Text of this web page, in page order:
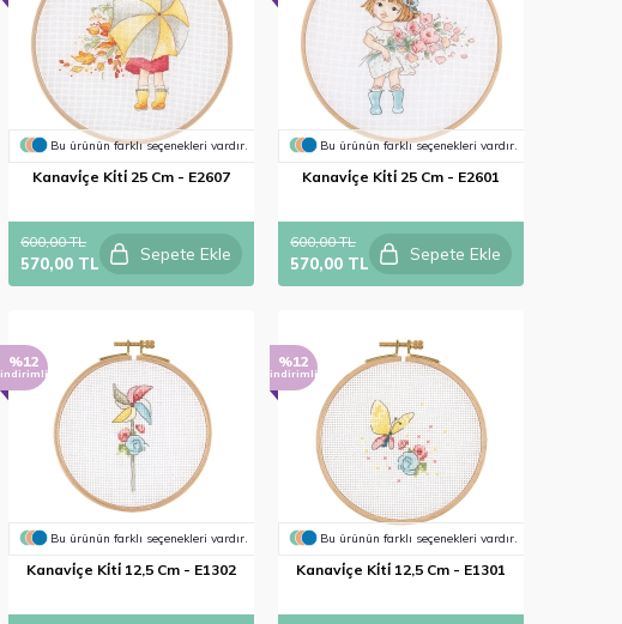
Bu ürünün farklı seçenekleri vardır.
Kanavi̇çe Ki̇ti̇ 25 Cm - E2607
600,00 TL
570,00 TL Sepete Ekle
Bu ürünün farklı seçenekleri vardır.
Kanavi̇çe Ki̇ti̇ 25 Cm - E2601
600,00 TL
570,00 TL Sepete Ekle
%12
indirimli
Bu ürünün farklı seçenekleri vardır.
Kanavi̇çe Ki̇ti̇ 12,5 Cm - E1302
%12
indirimli
Bu ürünün farklı seçenekleri vardır.
Kanavi̇çe Ki̇ti̇ 12,5 Cm - E1301